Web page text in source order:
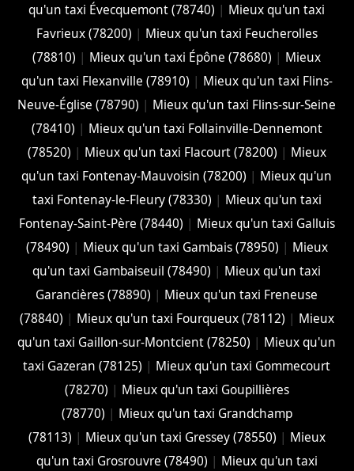
qu'un taxi Évecquemont (78740) | Mieux qu'un taxi
Favrieux (78200) | Mieux qu'un taxi Feucherolles
(78810) | Mieux qu'un taxi Épône (78680) | Mieux
qu'un taxi Flexanville (78910) | Mieux qu'un taxi Flins-
Neuve-Église (78790) | Mieux qu'un taxi Flins-sur-Seine
(78410) | Mieux qu'un taxi Follainville-Dennemont
(78520) | Mieux qu'un taxi Flacourt (78200) | Mieux
qu'un taxi Fontenay-Mauvoisin (78200) | Mieux qu'un
taxi Fontenay-le-Fleury (78330) | Mieux qu'un taxi
Fontenay-Saint-Père (78440) | Mieux qu'un taxi Galluis
(78490) | Mieux qu'un taxi Gambais (78950) | Mieux
qu'un taxi Gambaiseuil (78490) | Mieux qu'un taxi
Garancières (78890) | Mieux qu'un taxi Freneuse
(78840) | Mieux qu'un taxi Fourqueux (78112) | Mieux
qu'un taxi Gaillon-sur-Montcient (78250) | Mieux qu'un
taxi Gazeran (78125) | Mieux qu'un taxi Gommecourt
(78270) | Mieux qu'un taxi Goupillières
(78770) | Mieux qu'un taxi Grandchamp
(78113) | Mieux qu'un taxi Gressey (78550) | Mieux
qu'un taxi Grosrouvre (78490) | Mieux qu'un taxi